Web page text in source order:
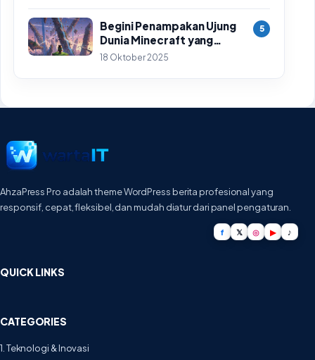
Begini Penampakan Ujung
Dunia Minecraft yang
Ditemukan Setelah 14
18 Oktober 2025
5
AhzaPress Pro adalah theme WordPress berita profesional yang
responsif, cepat, fleksibel, dan mudah diatur dari panel pengaturan.
f 𝕏 ◎ ▶ ♪
QUICK LINKS
CATEGORIES
1. Teknologi & Inovasi